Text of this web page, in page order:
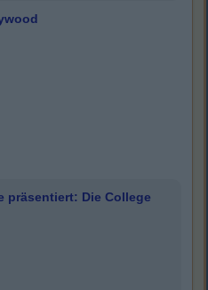
präsentiert: Die College